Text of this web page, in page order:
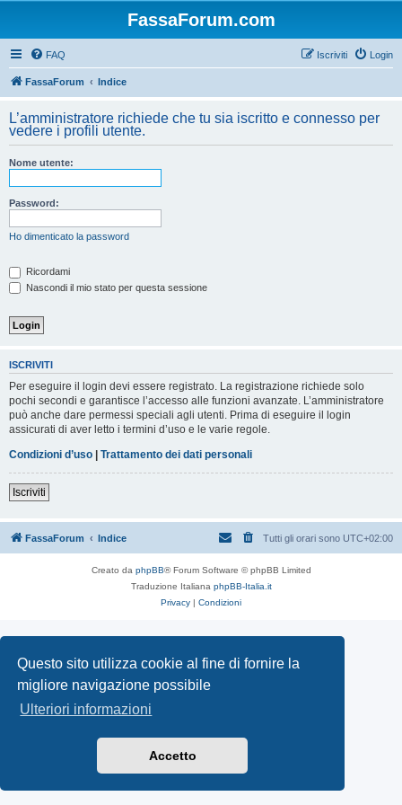
Questo sito utilizza cookie al fine di fornire la
migliore navigazione possibile
Ulteriori informazioni
Accetto
FassaForum.com
FAQ Login
Iscriviti
FassaForum Indice
L’amministratore richiede che tu sia iscritto e connesso per
vedere i profili utente.
Nome utente:
Password:
Ho dimenticato la password
Ricordami
Nascondi il mio stato per questa sessione
ISCRIVITI
Per eseguire il login devi essere registrato. La registrazione richiede solo
pochi secondi e garantisce l’accesso alle funzioni avanzate. L’amministratore
può anche dare permessi speciali agli utenti. Prima di eseguire il login
assicurati di aver letto i termini d’uso e le varie regole.
Condizioni d’uso | Trattamento dei dati personali
Iscriviti
FassaForum Indice Tutti gli orari sono UTC+02:00
Creato da phpBB® Forum Software © phpBB Limited
Traduzione Italiana phpBB-Italia.it
Privacy | Condizioni